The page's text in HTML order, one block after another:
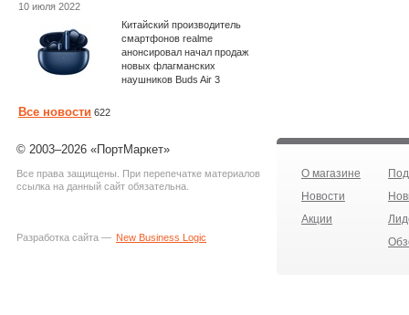
10 июля 2022
Китайский производитель
смартфонов realme
анонсировал начал продаж
новых флагманских
наушников Buds Air 3
Все новости 622
© 2003–2026 «ПортМаркет»
Все права защищены. При перепечатке материалов
ссылка на данный сайт обязательна.
Разработка сайта — New Business Logic
О магазине
Новости
Акции